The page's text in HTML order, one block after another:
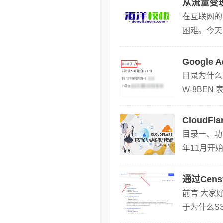
从流量变
在互联网
困难。今
容+社群+
Google
目录为什
W-8BEN
目录一、
年11月开
通过
前言 大家
于为什么
查找源站